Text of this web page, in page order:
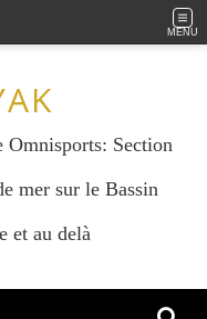
MENU
Omnisports: Section
mer sur le Bassin
et au delà